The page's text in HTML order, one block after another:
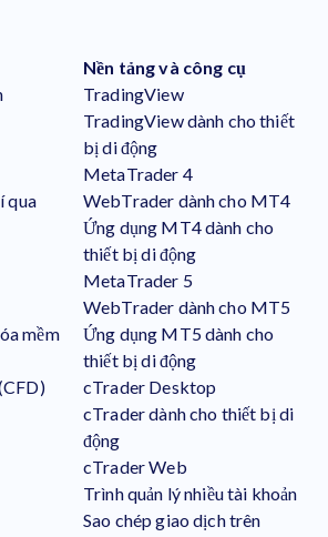
qua
mềm
Nền tảng và công cụ
TradingView
TradingView dành cho thiết
bị di động
MetaTrader 4
WebTrader dành cho MT4
Ứng dụng MT4 dành cho
thiết bị di động
MetaTrader 5
WebTrader dành cho MT5
Ứng dụng MT5 dành cho
thiết bị di động
cTrader Desktop
cTrader dành cho thiết bị di
động
cTrader Web
Trình quản lý nhiều tài khoản
Sao chép giao dịch trên